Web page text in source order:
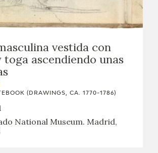
vestida con
ascendiendo unas
(DRAWINGS, CA. 1770-1786)
National Museum. Madrid,